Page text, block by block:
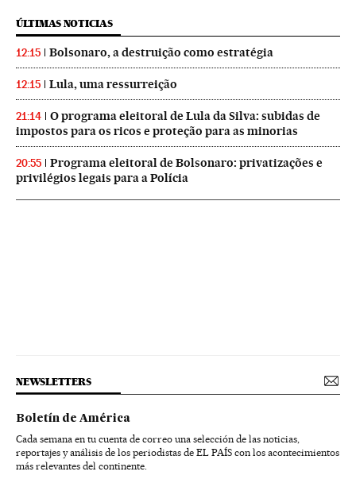
ÚLTIMAS NOTICIAS
12:15 Bolsonaro, a destruição como estratégia
12:15 Lula, uma ressurreição
21:14
O programa eleitoral de Lula da Silva: subidas de
impostos para os ricos e proteção para as minorias
20:55
Programa eleitoral de Bolsonaro: privatizações e
privilégios legais para a Polícia
NEWSLETTERS
Boletín de América
Cada semana en tu cuenta de correo una selección de las noticias,
reportajes y análisis de los periodistas de EL PAÍS con los acontecimientos
más relevantes del continente.